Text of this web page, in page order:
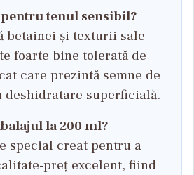
tenul sensibil?
betainei și texturii sale
foarte bine tolerată de
care prezintă semne de
deshidratare superficială.
la 200 ml?
special creat pentru a
preț excelent, fiind